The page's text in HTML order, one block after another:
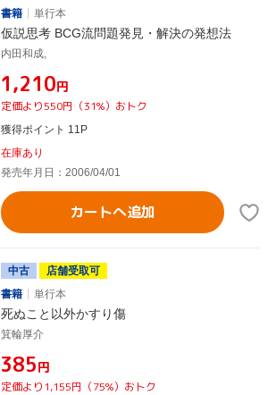
書籍
単行本
仮説思考 BCG流問題発見・解決の発想法
内田和成,
¥1,210円
定価より550円（31%）おトク
獲得ポイント 11P
在庫あり
発売年月日：2006/04/01
カートへ追加
中古
店舗受取可
書籍
単行本
死ぬこと以外かすり傷
箕輪厚介
¥385円
定価より1,155円（75%）おトク